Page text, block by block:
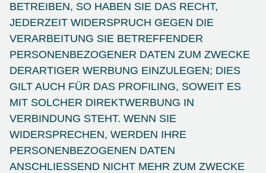
BETREIBEN, SO HABEN SIE DAS RECHT,
JEDERZEIT WIDERSPRUCH GEGEN DIE
VERARBEITUNG SIE BETREFFENDER
PERSONENBEZOGENER DATEN ZUM ZWECKE
DERARTIGER WERBUNG EINZULEGEN; DIES
GILT AUCH FÜR DAS PROFILING, SOWEIT ES
MIT SOLCHER DIREKTWERBUNG IN
VERBINDUNG STEHT. WENN SIE
WIDERSPRECHEN, WERDEN IHRE
PERSONENBEZOGENEN DATEN
ANSCHLIESSEND NICHT MEHR ZUM ZWECKE